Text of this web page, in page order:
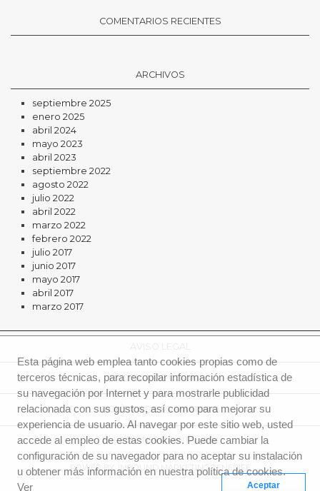
COMENTARIOS RECIENTES
ARCHIVOS
septiembre 2025
enero 2025
abril 2024
mayo 2023
abril 2023
septiembre 2022
agosto 2022
julio 2022
abril 2022
marzo 2022
febrero 2022
julio 2017
junio 2017
mayo 2017
abril 2017
marzo 2017
POLÍTICA DE COOKIES
POLÍTICA DE PRIVACIDAD
EL PREGONERO DIGITAL 2018
POWER BY: INBOUND MARKETING TENERIFE
Esta página web emplea tanto cookies propias como de
terceros técnicas, para recopilar información estadística de
su navegación por Internet y para mostrarle publicidad
relacionada con sus gustos, así como para mejorar su
experiencia de usuario. Al navegar por este sitio web, usted
accede al empleo de estas cookies. Puede cambiar la
configuración de su navegador para no aceptar su instalación
u obtener más información en nuestra política de cookies.
Ver
Aceptar